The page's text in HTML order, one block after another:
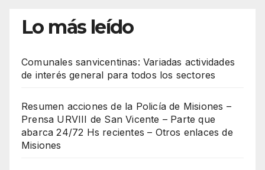
Lo más leído
Comunales sanvicentinas: Variadas actividades
de interés general para todos los sectores
Resumen acciones de la Policía de Misiones –
Prensa URVIII de San Vicente – Parte que
abarca 24/72 Hs recientes – Otros enlaces de
Misiones